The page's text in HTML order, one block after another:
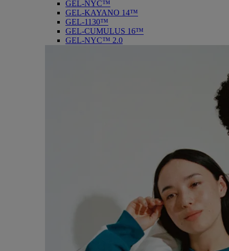
GEL-NYC™
GEL-KAYANO 14™
GEL-1130™
GEL-CUMULUS 16™
GEL-NYC™ 2.0